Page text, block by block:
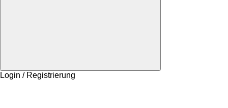
Login / Registrierung